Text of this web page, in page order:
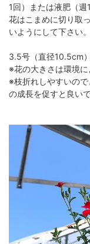
1回）または液肥（
花はこまめに切り取
いようにして下さい。
3.5号（直径10.5cm
※花の大きさは環境に
※枝折れしやすいの
の成長を促すと良いで